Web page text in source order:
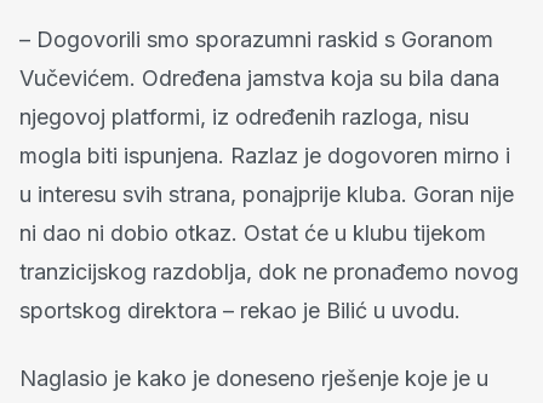
– Dogovorili smo sporazumni raskid s Goranom
Vučevićem. Određena jamstva koja su bila dana
njegovoj platformi, iz određenih razloga, nisu
mogla biti ispunjena. Razlaz je dogovoren mirno i
u interesu svih strana, ponajprije kluba. Goran nije
ni dao ni dobio otkaz. Ostat će u klubu tijekom
tranzicijskog razdoblja, dok ne pronađemo novog
sportskog direktora – rekao je Bilić u uvodu.
Naglasio je kako je doneseno rješenje koje je u